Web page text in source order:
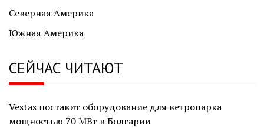
Северная Америка
Южная Америка
СЕЙЧАС ЧИТАЮТ
Vestas поставит оборудование для ветропарка
мощностью 70 МВт в Болгарии